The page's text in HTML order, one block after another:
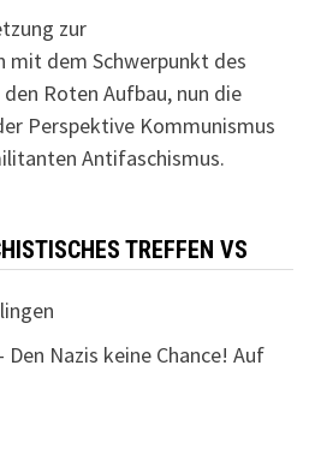
zur
mit dem Schwerpunkt des
Roten Aufbau, nun die
Perspektive Kommunismus
Antifaschismus.
TREFFEN VS
Den Nazis keine Chance! Auf